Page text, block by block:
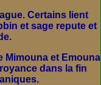
Certains lient
et sage repute et
Mimouna et Emouna
dans la fin